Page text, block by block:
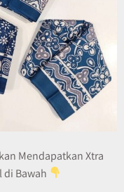
Mendapatkan Xtra
di Bawah